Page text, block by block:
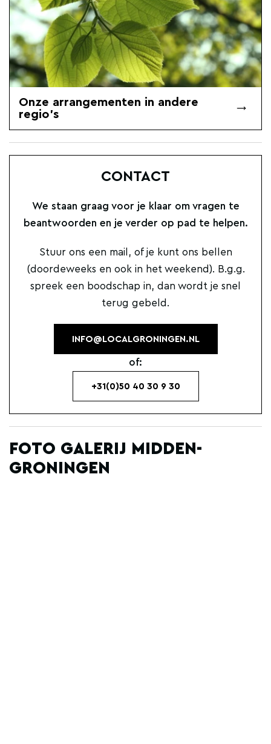
Onze arrangementen in andere
regio's
CONTACT
We staan graag voor je klaar om vragen te
beantwoorden en je verder op pad te helpen.
Stuur ons een mail, of je kunt ons bellen
(doordeweeks en ook in het weekend). B.g.g.
spreek een boodschap in, dan wordt je snel
terug gebeld.
INFO@LOCALGRONINGEN.NL
of:
+31(0)50 40 30 9 30
FOTO GALERIJ MIDDEN-
GRONINGEN